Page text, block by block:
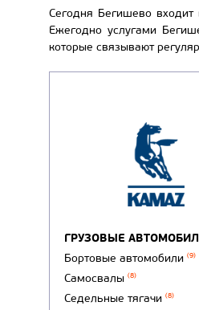
Сегодня Бегишево
Ежегодно услугами
которые связывают
ГРУЗОВЫЕ
Бортовые автомобили (9)
Самосвалы (8)
Седельные тягачи (8)